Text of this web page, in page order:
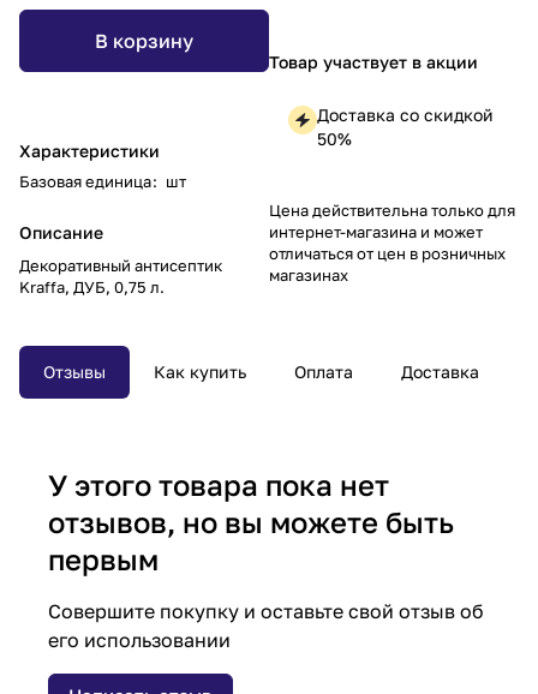
В корзину
Характеристики
Базовая единица: шт
Описание
Декоративный антисептик
Kraffa, ДУБ, 0,75 л.
Товар участвует в акции
Доставка со скидкой
50%
Цена действительна только для
интернет-магазина и может
отличаться от цен в розничных
магазинах
Отзывы Как купить Оплата Доставка
У этого товара пока нет
отзывов, но вы можете быть
первым
Совершите покупку и оставьте свой отзыв об
его использовании